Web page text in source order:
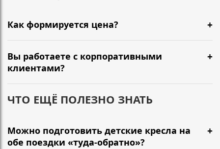
Как формируется цена?
Вы работаете с корпоративными
клиентами?
ЧТО ЕЩЁ ПОЛЕЗНО ЗНАТЬ
Можно подготовить детские кресла на
обе поездки «туда-обратно»?